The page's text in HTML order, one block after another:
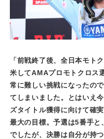
「前戦終了後、全日本モト
米してAMAプロモトクロス
常に難しい挑戦になったの
てしまいました。とはいえ
ズタイトル獲得に向けて確
最大の目標。予選は5番手と
でしたが、決勝は自分が持